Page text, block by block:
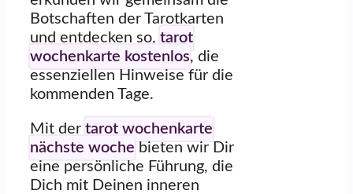
Botschaften der Tarotkarten
und entdecken so, tarot
wochenkarte kostenlos, die
essenziellen Hinweise für die
kommenden Tage.
Mit der tarot wochenkarte
nächste woche bieten wir Dir
eine persönliche Führung, die
Dich mit Deinen inneren